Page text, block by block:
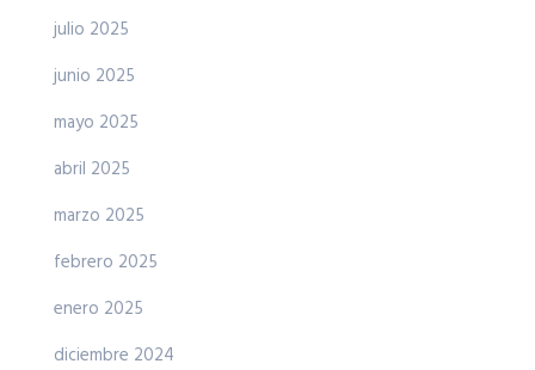
julio 2025
junio 2025
mayo 2025
abril 2025
marzo 2025
febrero 2025
enero 2025
diciembre 2024